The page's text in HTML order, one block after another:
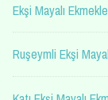
Ekşi Mayalı
Ruşeymli Ekşi